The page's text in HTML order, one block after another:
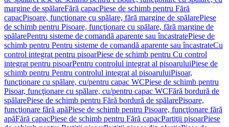
margine de spălareFără capacPiese de schimb pentru Fără
capacPisoare, funcţionare cu spălare, fără margine de spălarePiese
de schimb pentru Pisoare, funcţionare cu spălare, fără margine de
spălarePentru sisteme de comandă aparente sau încastratePiese de
schimb pentru Pentru sisteme de comandă aparente sau încastrateCu
control integrat pentru pisoarPiese de schimb pentru Cu control
integrat pentru pisoarPentru controlul integrat al pisoaruluiPiese de
schimb pentru Pentru controlul integrat al pisoaruluiPisoar,
funcţionare cu spălare, cu/pentru capac WCPiese de schimb pentru
Pisoar, funcţionare cu spălare, cu/pentru capac WCFără bordură de
spălarePiese de schimb pentru Fără bordură de spălarePisoare,
funcţionare fără apăPiese de schimb pentru Pisoare, funcţionare fără
apăFără capacPiese de schimb pentru Fără capacPartiţii pisoarPiese